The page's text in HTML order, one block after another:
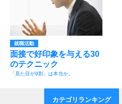
就職活動
面接で好印象を与える30
のテクニック
「見た目が9割」は本当か。
カテゴリランキング